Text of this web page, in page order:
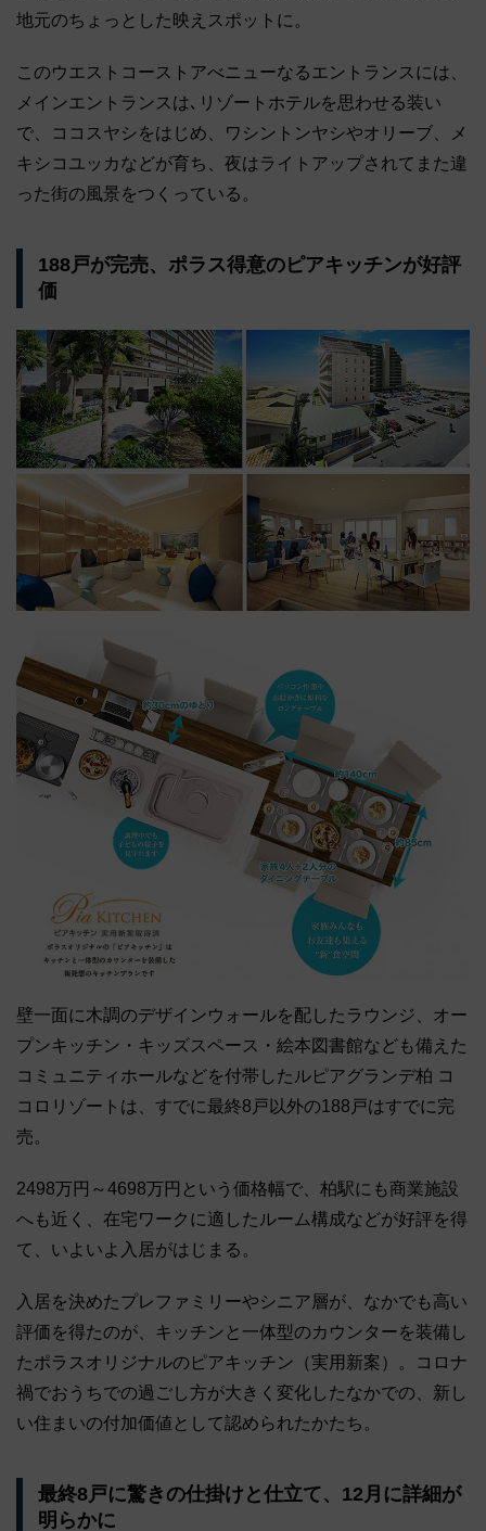
地元のちょっとした映えスポットに。
このウエストコーストアべニューなるエントランスには、
メインエントランスは､リゾートホテルを思わせる装い
で、ココスヤシをはじめ、ワシントンヤシやオリーブ、メ
キシコユッカなどが育ち、夜はライトアップされてまた違
った街の風景をつくっている。
188戸が完売、ポラス得意のピアキッチンが好評
価
壁一面に木調のデザインウォールを配したラウンジ、オー
プンキッチン・キッズスペース・絵本図書館なども備えた
コミュニティホールなどを付帯したルピアグランデ柏 コ
コロリゾートは、すでに最終8戸以外の188戸はすでに完
売。
2498万円～4698万円という価格幅で、柏駅にも商業施設
へも近く、在宅ワークに適したルーム構成などが好評を得
て、いよいよ入居がはじまる。
入居を決めたプレファミリーやシニア層が、なかでも高い
評価を得たのが、キッチンと一体型のカウンターを装備し
たポラスオリジナルのピアキッチン（実用新案）。コロナ
禍でおうちでの過ごし方が大きく変化したなかでの、新し
い住まいの付加価値として認められたかたち。
最終8戸に驚きの仕掛けと仕立て、12月に詳細が
明らかに